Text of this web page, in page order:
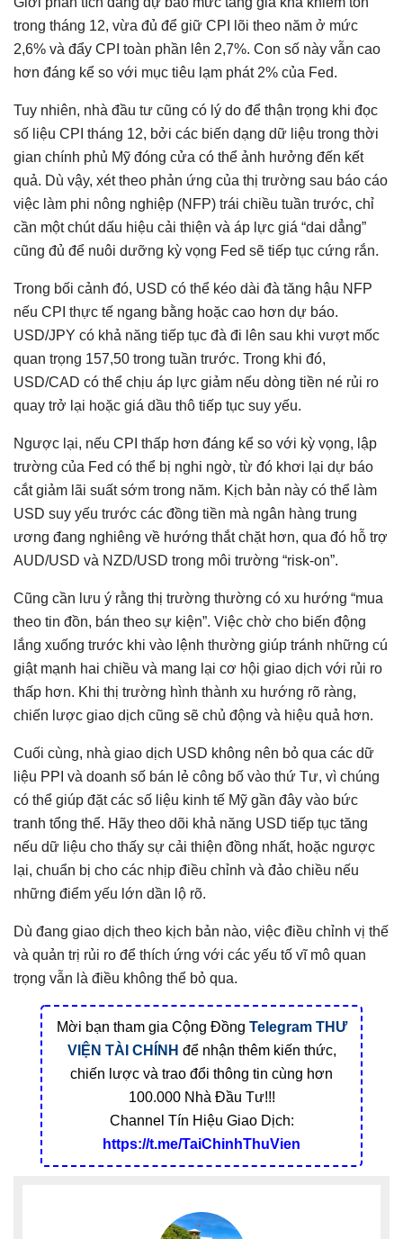
trong tháng 12, vừa đủ để giữ CPI lõi theo năm ở mức
2,6% và đẩy CPI toàn phần lên 2,7%. Con số này vẫn cao
hơn đáng kể so với mục tiêu lạm phát 2% của Fed.
Tuy nhiên, nhà đầu tư cũng có lý do để thận trọng khi đọc
số liệu CPI tháng 12, bởi các biến dạng dữ liệu trong thời
gian chính phủ Mỹ đóng cửa có thể ảnh hưởng đến kết
quả. Dù vậy, xét theo phản ứng của thị trường sau báo cáo
việc làm phi nông nghiệp (NFP) trái chiều tuần trước, chỉ
cần một chút dấu hiệu cải thiện và áp lực giá “dai dẳng”
cũng đủ để nuôi dưỡng kỳ vọng Fed sẽ tiếp tục cứng rắn.
Trong bối cảnh đó, USD có thể kéo dài đà tăng hậu NFP
nếu CPI thực tế ngang bằng hoặc cao hơn dự báo.
USD/JPY có khả năng tiếp tục đà đi lên sau khi vượt mốc
quan trọng 157,50 trong tuần trước. Trong khi đó,
USD/CAD có thể chịu áp lực giảm nếu dòng tiền né rủi ro
quay trở lại hoặc giá dầu thô tiếp tục suy yếu.
Ngược lại, nếu CPI thấp hơn đáng kể so với kỳ vọng, lập
trường của Fed có thể bị nghi ngờ, từ đó khơi lại dự báo
cắt giảm lãi suất sớm trong năm. Kịch bản này có thể làm
USD suy yếu trước các đồng tiền mà ngân hàng trung
ương đang nghiêng về hướng thắt chặt hơn, qua đó hỗ trợ
AUD/USD và NZD/USD trong môi trường “risk-on”.
Cũng cần lưu ý rằng thị trường thường có xu hướng “mua
theo tin đồn, bán theo sự kiện”. Việc chờ cho biến động
lắng xuống trước khi vào lệnh thường giúp tránh những cú
giật mạnh hai chiều và mang lại cơ hội giao dịch với rủi ro
thấp hơn. Khi thị trường hình thành xu hướng rõ ràng,
chiến lược giao dịch cũng sẽ chủ động và hiệu quả hơn.
Cuối cùng, nhà giao dịch USD không nên bỏ qua các dữ
liệu PPI và doanh số bán lẻ công bố vào thứ Tư, vì chúng
có thể giúp đặt các số liệu kinh tế Mỹ gần đây vào bức
tranh tổng thể. Hãy theo dõi khả năng USD tiếp tục tăng
nếu dữ liệu cho thấy sự cải thiện đồng nhất, hoặc ngược
lại, chuẩn bị cho các nhịp điều chỉnh và đảo chiều nếu
những điểm yếu lớn dần lộ rõ.
Dù đang giao dịch theo kịch bản nào, việc điều chỉnh vị thế
và quản trị rủi ro để thích ứng với các yếu tố vĩ mô quan
trọng vẫn là điều không thể bỏ qua.
Mời bạn tham gia Cộng Đồng Telegram THƯ
VIỆN TÀI CHÍNH để nhận thêm kiến thức,
chiến lược và trao đổi thông tin cùng hơn
100.000 Nhà Đầu Tư!!!
Channel Tín Hiệu Giao Dịch:
https://t.me/TaiChinhThuVien